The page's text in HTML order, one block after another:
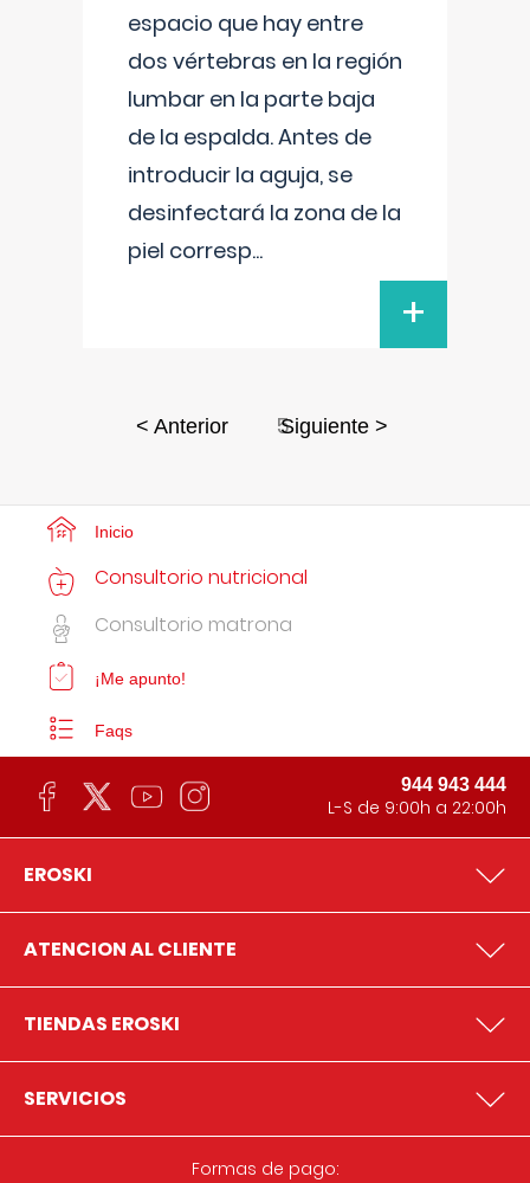
espacio que hay entre
dos vértebras en la región
lumbar en la parte baja
de la espalda. Antes de
introducir la aguja, se
desinfectará la zona de la
piel corresp...
+
< Anterior 5
Siguiente >
Inicio
Consultorio nutricional
Consultorio matrona
¡Me apunto!
Faqs
944 943 444
L-S de 9:00h a 22:00h
EROSKI
ATENCION AL CLIENTE
TIENDAS EROSKI
SERVICIOS
Formas de pago: